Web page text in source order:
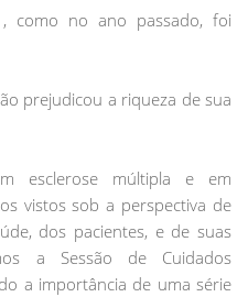
como no ano passado, foi
prejudicou a riqueza de sua
esclerose múltipla e em
vistos sob a perspectiva de
dos pacientes, e de suas
a Sessão de Cuidados
a importância de uma série